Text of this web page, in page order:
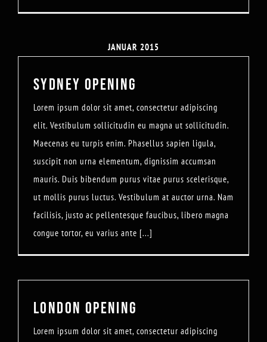
JANUAR 2015
SYDNEY OPENING
Lorem ipsum dolor sit amet, consectetur adipiscing
elit. Vestibulum sollicitudin eu magna ut sollicitudin.
Maecenas eu turpis enim. Phasellus sapien ligula,
suscipit non urna elementum, dignissim accumsan
mauris. Duis bibendum purus vitae purus scelerisque,
ut mollis purus luctus. Vestibulum at auctor urna. Nam
facilisis, justo ac pellentesque faucibus, libero magna
congue tortor, eu varius ante [...]
LONDON OPENING
Lorem ipsum dolor sit amet, consectetur adipiscing